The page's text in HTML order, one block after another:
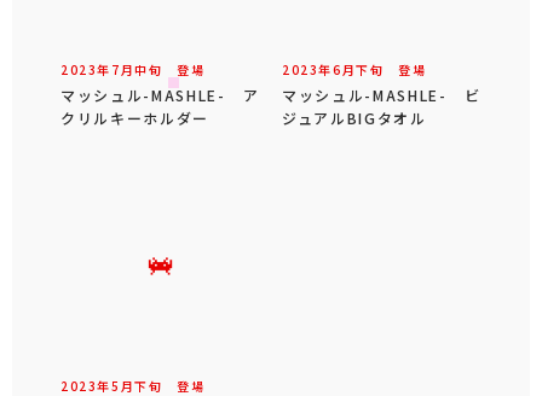
2023年 7 月中旬 登場
マッシュル-MASHLE- ア
クリルキーホルダー
2023年6 月下旬 登場
マッシュル-MASHLE- ビ
ジュアルBIGタオル
2023年5 月下旬 登場